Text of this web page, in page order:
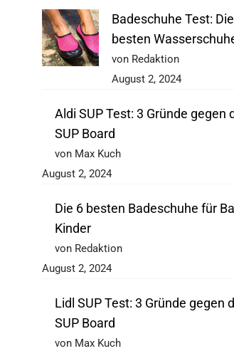
Badeschuhe Test:
besten
von Redaktion
August 2, 2024
Aldi SUP Test: 3 Gründe gegen
SUP Board
von Max Kuch
August 2, 2024
Die 6 besten Badeschuhe für
Kinder
von Redaktion
August 2, 2024
Lidl SUP Test: 3 Gründe gegen
SUP Board
von Max Kuch